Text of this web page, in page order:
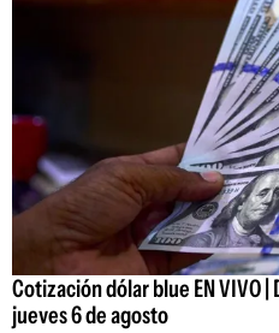
Cotización dólar blue EN VIVO |
jueves 6 de agosto